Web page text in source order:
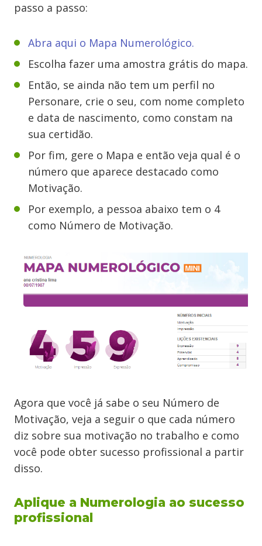
passo a passo:
Abra aqui o Mapa Numerológico.
Escolha fazer uma amostra grátis do mapa.
Então, se ainda não tem um perfil no
Personare, crie o seu, com nome completo
e data de nascimento, como constam na
sua certidão.
Por fim, gere o Mapa e então veja qual é o
número que aparece destacado como
Motivação.
Por exemplo, a pessoa abaixo tem o 4
como Número de Motivação.
Agora que você já sabe o seu Número de
Motivação, veja a seguir o que cada número
diz sobre sua motivação no trabalho e como
você pode obter sucesso profissional a partir
disso.
Aplique a Numerologia ao sucesso
profissional